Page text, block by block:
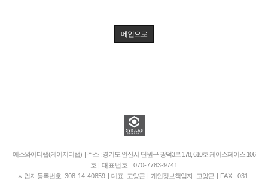
메인으로
에스와이디랩(케이지디랩) | 주소 : 경기도 안산시 단원구 광덕3로 178, 610호 케이스페이스 106
호 | 대표번호 : 070-7783-9741
사업자 등록번호 :308-14-40859| 대표 : 고양근 | 개인정보책임자 : 고양근 | FAX : 031-